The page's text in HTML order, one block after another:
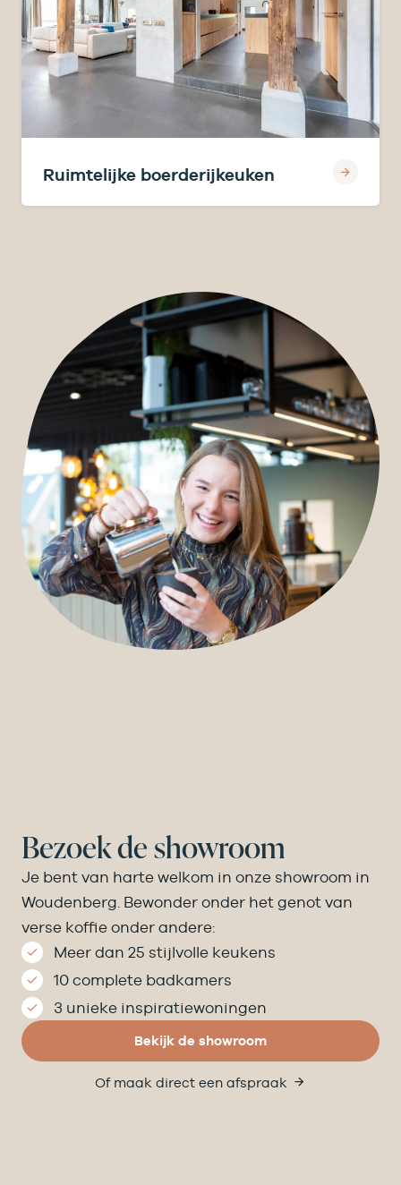
Ruimtelijke boerderijkeuken
Bezoek de showroom
Je bent van harte welkom in onze showroom in
Woudenberg. Bewonder onder het genot van
verse koffie onder andere:
Meer dan 25 stijlvolle keukens
10 complete badkamers
3 unieke inspiratiewoningen
Bekijk de showroom
Of maak direct een afspraak